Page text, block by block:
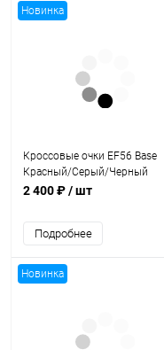
Новинка
Кроссовые очки EF56 Base
Красный/Серый/Черный
2 400 ₽/ шт
Подробнее
Новинка